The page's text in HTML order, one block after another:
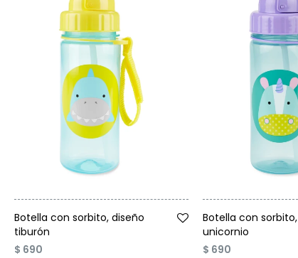
Botella con sorbito, diseño
tiburón
$ 690
Botella con
unicornio
$ 690